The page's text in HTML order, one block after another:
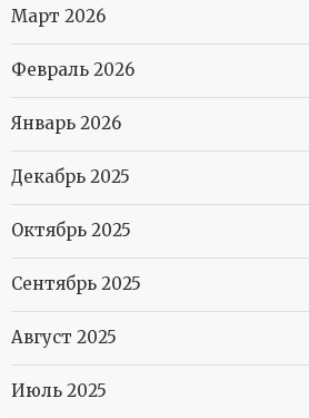
Март 2026
Февраль 2026
Январь 2026
Декабрь 2025
Октябрь 2025
Сентябрь 2025
Август 2025
Июль 2025